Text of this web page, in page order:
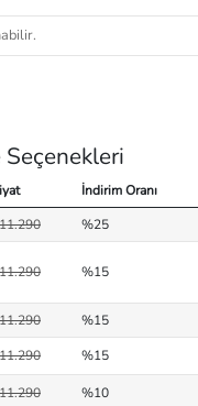
İndirim Oranı
%25
%15
%15
%15
%10